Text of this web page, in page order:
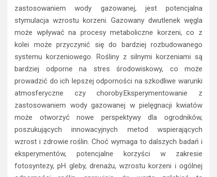
zastosowaniem wody gazowanej, jest potencjalna
stymulacja wzrostu korzeni. Gazowany dwutlenek węgla
może wpływać na procesy metaboliczne korzeni, co z
kolei może przyczynić się do bardziej rozbudowanego
systemu korzeniowego. Rośliny z silnymi korzeniami są
bardziej odporne na stres środowiskowy, co może
prowadzić do ich lepszej odporności na szkodliwe warunki
atmosferyczne czy choroby.Eksperymentowanie z
zastosowaniem wody gazowanej w pielęgnacji kwiatów
może otworzyć nowe perspektywy dla ogrodników,
poszukujących innowacyjnych metod wspierających
wzrost i zdrowie roślin. Choć wymaga to dalszych badań i
eksperymentów, potencjalne korzyści w zakresie
fotosyntezy, pH gleby, drenażu, wzrostu korzeni i ogólnej
odporności roślin, sprawiają, że warto zgłębiać tę